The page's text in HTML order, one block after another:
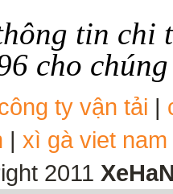
tin chi
cho
ty vận tải |
| xì gà viet nam
2011